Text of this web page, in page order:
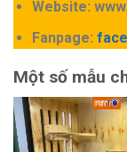
Website:
Fanpage:
Một số mẫu